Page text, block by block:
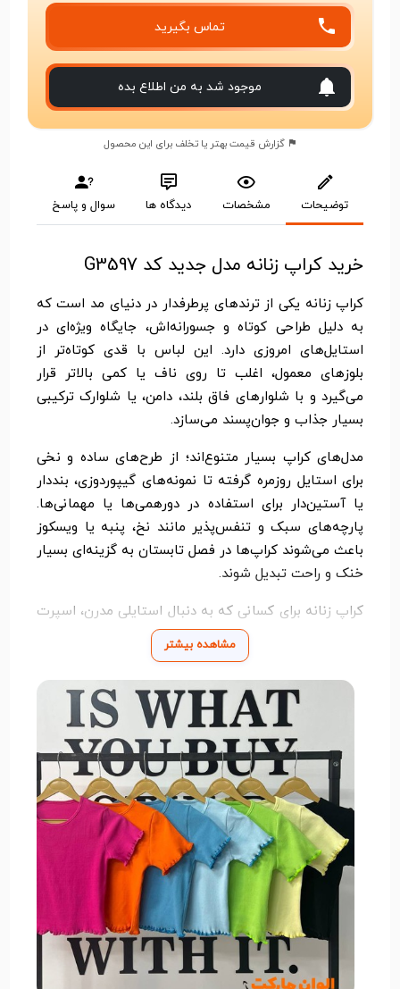
تماس بگیرید
موجود شد به من اطلاع بده
گزارش قیمت بهتر یا تخلف برای این محصول
توضیحات مشخصات دیدگاه ها سوال و پاسخ
خرید کراپ زنانه مدل جدید کد G3597
کراپ زنانه یکی از ترندهای پرطرفدار در دنیای مد است که
به دلیل طراحی کوتاه و جسورانه‌اش، جایگاه ویژه‌ای در
استایل‌های امروزی دارد. این لباس با قدی کوتاه‌تر از
بلوزهای معمول، اغلب تا روی ناف یا کمی بالاتر قرار
می‌گیرد و با شلوارهای فاق بلند، دامن، یا شلوارک ترکیبی
بسیار جذاب و جوان‌پسند می‌سازد.
مدل‌های کراپ بسیار متنوع‌اند؛ از طرح‌های ساده و نخی
برای استایل روزمره گرفته تا نمونه‌های گیپوردوزی، بنددار
یا آستین‌دار برای استفاده در دورهمی‌ها یا مهمانی‌ها.
پارچه‌های سبک و تنفس‌پذیر مانند نخ، پنبه یا ویسکوز
باعث می‌شوند کراپ‌ها در فصل تابستان به گزینه‌ای بسیار
خنک و راحت تبدیل شوند.
کراپ زنانه برای کسانی که به دنبال استایلی مدرن، اسپرت
و متفاوت هستند انتخابی ایده‌آل است. این لباس نه تنها
حس آزادی و خنکی را القا می‌کند، بلکه با ترکیب مناسب
می‌تواند استایلی خاص و منحصر‌به‌فرد برای شما بسازد. با
تنوع بالا در رنگ، مدل و جنس، همیشه یک کراپ متناسب
با سلیقه و استایل شما وجود دارد.
مشاهده بیشتر